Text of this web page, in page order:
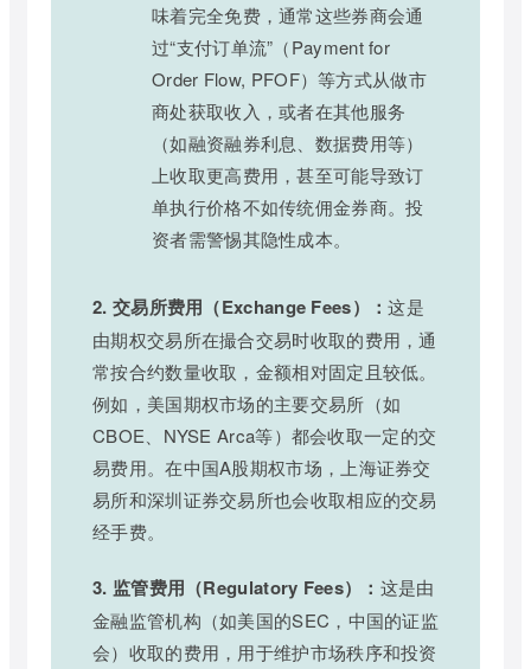
味着完全免费，通常这些券商会通
过“支付订单流”（Payment for
Order Flow, PFOF）等方式从做市
商处获取收入，或者在其他服务
（如融资融券利息、数据费用等）
上收取更高费用，甚至可能导致订
单执行价格不如传统佣金券商。投
资者需警惕其隐性成本。
2. 交易所费用（Exchange Fees）：这是
由期权交易所在撮合交易时收取的费用，通
常按合约数量收取，金额相对固定且较低。
例如，美国期权市场的主要交易所（如
CBOE、NYSE Arca等）都会收取一定的交
易费用。在中国A股期权市场，上海证券交
易所和深圳证券交易所也会收取相应的交易
经手费。
3. 监管费用（Regulatory Fees）： 这是由
金融监管机构（如美国的SEC，中国的证监
会）收取的费用，用于维护市场秩序和投资